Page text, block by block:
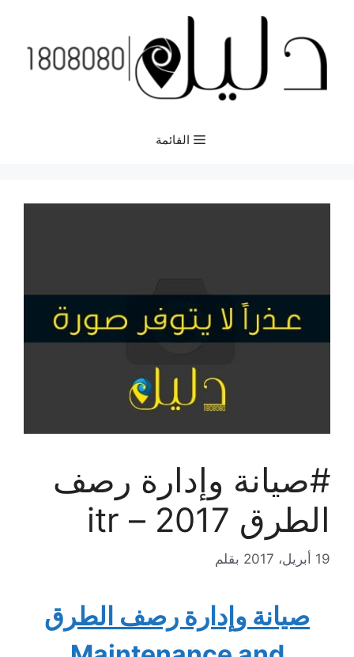
المحتوى
القائمة
#صيانة وإدارة رصف
الطرق 2017 – itr
19 أبريل، 2017 بقلم
صيانة وإدارة رصف الطرق